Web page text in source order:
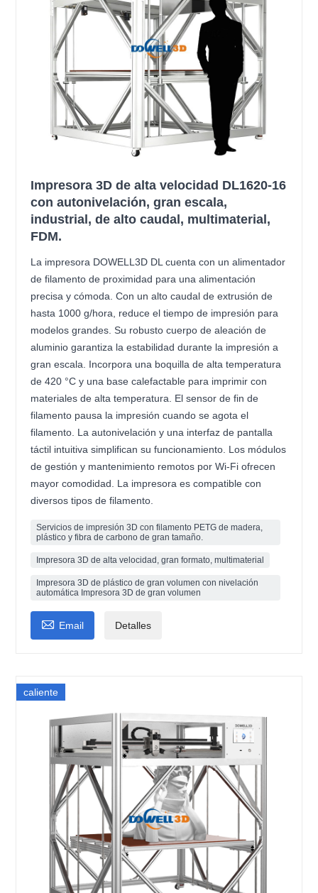
Impresora 3D de alta velocidad DL1620-16
con autonivelación, gran escala,
industrial, de alto caudal, multimaterial,
FDM.
La impresora DOWELL3D DL cuenta con un alimentador
de filamento de proximidad para una alimentación
precisa y cómoda. Con un alto caudal de extrusión de
hasta 1000 g/hora, reduce el tiempo de impresión para
modelos grandes. Su robusto cuerpo de aleación de
aluminio garantiza la estabilidad durante la impresión a
gran escala. Incorpora una boquilla de alta temperatura
de 420 °C y una base calefactable para imprimir con
materiales de alta temperatura. El sensor de fin de
filamento pausa la impresión cuando se agota el
filamento. La autonivelación y una interfaz de pantalla
táctil intuitiva simplifican su funcionamiento. Los módulos
de gestión y mantenimiento remotos por Wi-Fi ofrecen
mayor comodidad. La impresora es compatible con
diversos tipos de filamento.
Servicios de impresión 3D con filamento PETG de madera,
plástico y fibra de carbono de gran tamaño.
Impresora 3D de alta velocidad, gran formato, multimaterial
Impresora 3D de plástico de gran volumen con nivelación
automática Impresora 3D de gran volumen
 Email Detalles
caliente